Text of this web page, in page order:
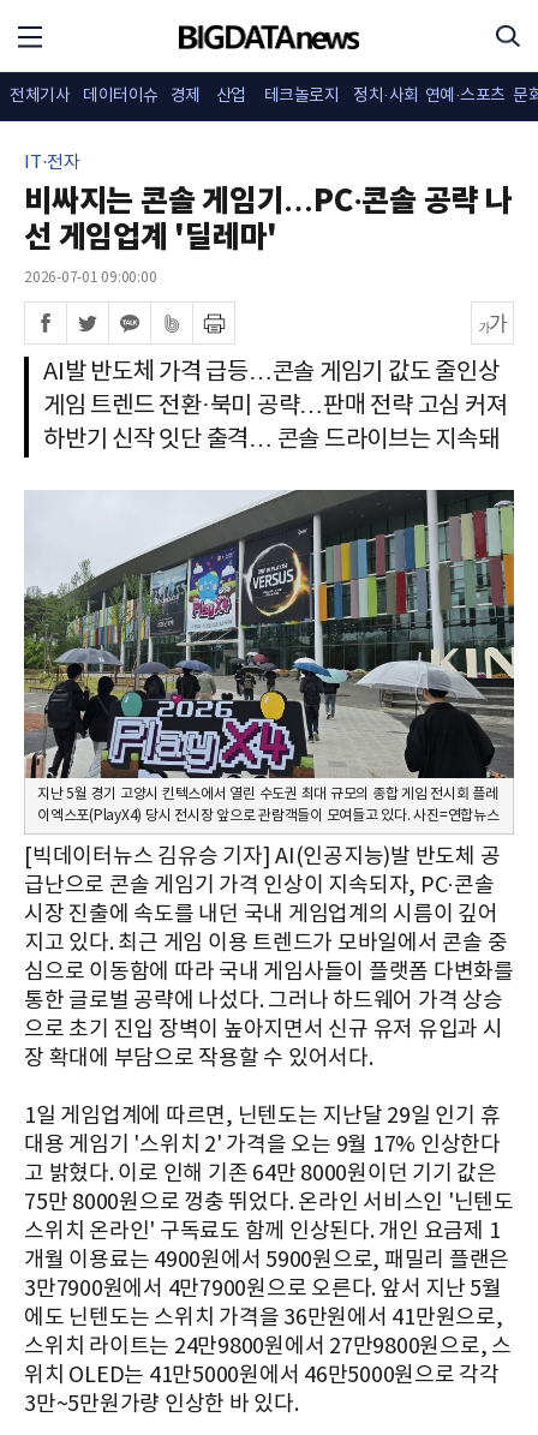
전체기사 데이터이슈 경제 산업 테크놀로지 정치·사회 연예·스포츠 문
IT·전자
비싸지는 콘솔 게임기…PC·콘솔 공략 나
선 게임업계 '딜레마'
2026-07-01 09:00:00
AI발 반도체 가격 급등…콘솔 게임기 값도 줄인상
게임 트렌드 전환·북미 공략…판매 전략 고심 커져
하반기 신작 잇단 출격… 콘솔 드라이브는 지속돼
지난 5월 경기 고양시 킨텍스에서 열린 수도권 최대 규모의 종합 게임 전시회 플레
이엑스포(PlayX4) 당시 전시장 앞으로 관람객들이 모여들고 있다. 사진=연합뉴스
[빅데이터뉴스 김유승 기자] AI(인공지능)발 반도체 공
급난으로 콘솔 게임기 가격 인상이 지속되자, PC·콘솔
시장 진출에 속도를 내던 국내 게임업계의 시름이 깊어
지고 있다. 최근 게임 이용 트렌드가 모바일에서 콘솔 중
심으로 이동함에 따라 국내 게임사들이 플랫폼 다변화를
통한 글로벌 공략에 나섰다. 그러나 하드웨어 가격 상승
으로 초기 진입 장벽이 높아지면서 신규 유저 유입과 시
장 확대에 부담으로 작용할 수 있어서다.
1일 게임업계에 따르면, 닌텐도는 지난달 29일 인기 휴
대용 게임기 '스위치 2' 가격을 오는 9월 17% 인상한다
고 밝혔다. 이로 인해 기존 64만 8000원이던 기기 값은
75만 8000원으로 껑충 뛰었다. 온라인 서비스인 '닌텐도
스위치 온라인' 구독료도 함께 인상된다. 개인 요금제 1
개월 이용료는 4900원에서 5900원으로, 패밀리 플랜은
3만7900원에서 4만7900원으로 오른다. 앞서 지난 5월
에도 닌텐도는 스위치 가격을 36만원에서 41만원으로,
스위치 라이트는 24만9800원에서 27만9800원으로, 스
위치 OLED는 41만5000원에서 46만5000원으로 각각
3만~5만원가량 인상한 바 있다.